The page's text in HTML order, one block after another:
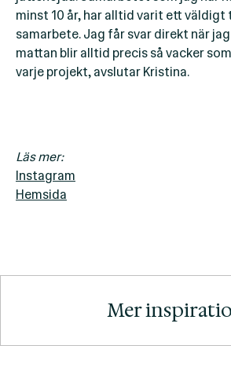
minst 10 år, har alltid varit ett
samarbete. Jag får svar direkt när
mattan blir alltid precis så vacker
varje projekt, avslutar Kristina.
Läs mer:
Instagram
Hemsida
Mer